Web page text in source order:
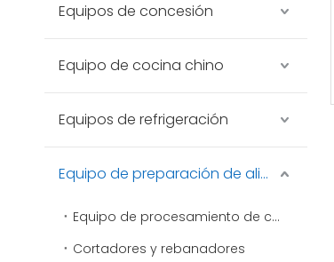
Equipos de concesión
Equipo de cocina chino
Equipos de refrigeración
Equipo de preparación de alimentos
Equipo de procesamiento de carne
Cortadores y rebanadores